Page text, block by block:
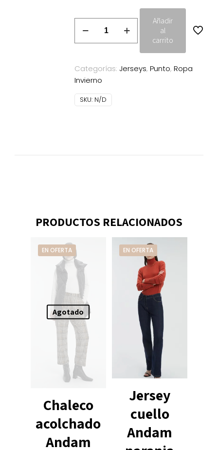
de
mujer
cuello
pico
de
manga
Añadir
al
carrito
Categorías: Jerseys, Punto, Ropa
Invierno
SKU: N/D
PRODUCTOS RELACIONADOS
EN OFERTA
Agotado
Chaleco
acolchado
Andam
EN OFERTA
Jersey
cuello
Andam